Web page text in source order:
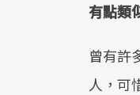
有點類
曾有許
人，可